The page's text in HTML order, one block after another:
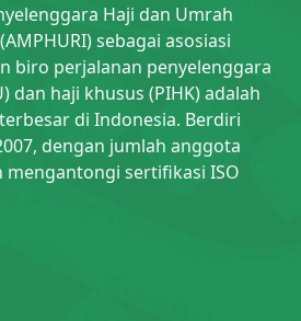
Haji dan Umrah
sebagai asosiasi
biro perjalanan penyelenggara
dan haji khusus (PIHK) adalah
di Indonesia. Berdiri
dengan jumlah anggota
sertifikasi ISO